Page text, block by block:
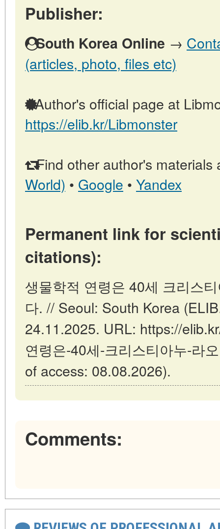
Publisher:
South Korea Online →
(articles, photo, files etc)
Author's official page at
https://elib.kr/Libmonster
Find other author's materials
World) • Google • Yandex
Permanent link for
citations):
생물학적 연령은 40세 크리스
다. // Seoul: South Korea
24.11.2025. URL: https://
연령은-40세-크리스티아누-라
of access: 08.08.2026).
Comments: